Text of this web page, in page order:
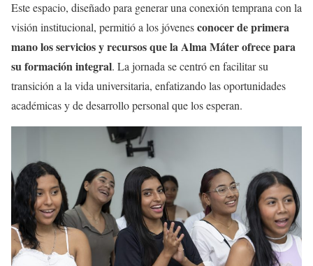
Este espacio, diseñado para generar una conexión temprana con la
visión institucional, permitió a los jóvenesconocer de primera
mano los servicios y recursos que la Alma Máter ofrece para
su formación integral. La jornada se centró en facilitar su
transición a la vida universitaria, enfatizando las oportunidades
académicas y de desarrollo personal que los esperan.